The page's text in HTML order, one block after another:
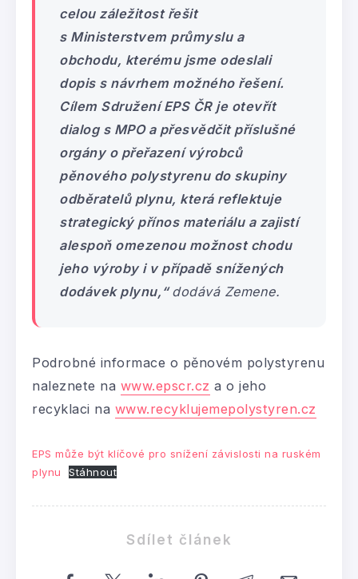
celou záležitost řešit
s Ministerstvem průmyslu a
obchodu, kterému jsme odeslali
dopis s návrhem možného řešení.
Cílem Sdružení EPS ČR je otevřít
dialog s MPO a přesvědčit příslušné
orgány o přeřazení výrobců
pěnového polystyrenu do skupiny
odběratelů plynu, která reflektuje
strategický přínos materiálu a zajistí
alespoň omezenou možnost chodu
jeho výroby i v případě snížených
dodávek plynu,“dodává Zemene.
Podrobné informace o pěnovém polystyrenu
naleznete na www.epscr.cz a o jeho
recyklaci na www.recyklujemepolystyren.cz
EPS může být klíčové pro snížení závislosti na ruském
plynu
Stáhnout
Sdílet článek